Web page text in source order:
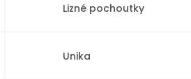
Lizné pochoutky
Unika